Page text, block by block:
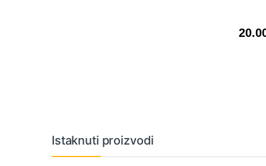
Vrtuljak robnih marki
Istaknuti proizvodi